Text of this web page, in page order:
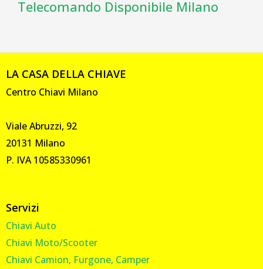
Telecomando Disponibile Milano
LA CASA DELLA CHIAVE
Centro Chiavi Milano
Viale Abruzzi, 92
20131 Milano
P. IVA 10585330961
Servizi
Chiavi Auto
Chiavi Moto/Scooter
Chiavi Camion, Furgone, Camper